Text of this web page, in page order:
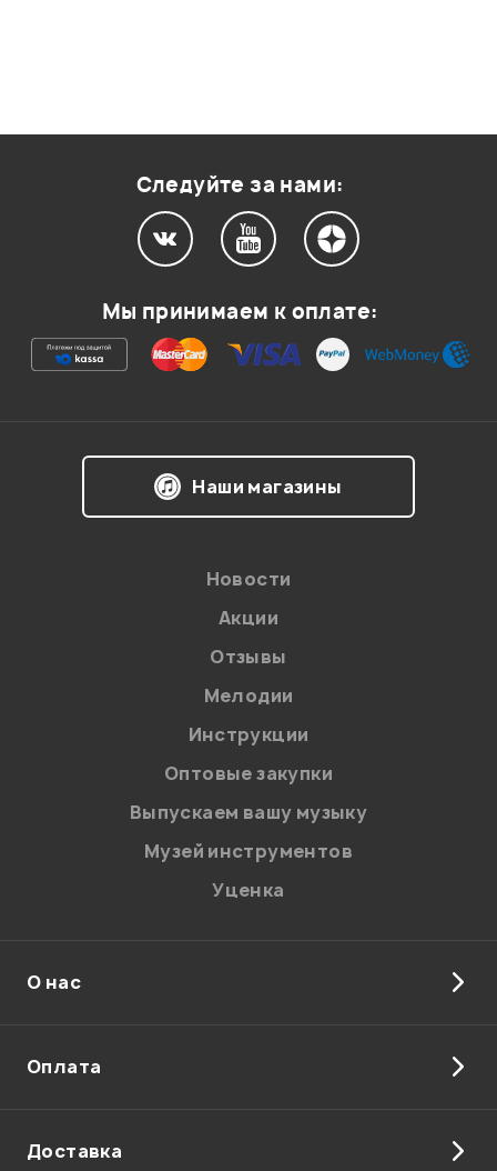
Следуйте за нами:
Мы принимаем к оплате:
Наши магазины
Новости
Акции
Отзывы
Мелодии
Инструкции
Оптовые закупки
Выпускаем вашу музыку
Музей инструментов
Уценка
О нас
Оплата
Доставка